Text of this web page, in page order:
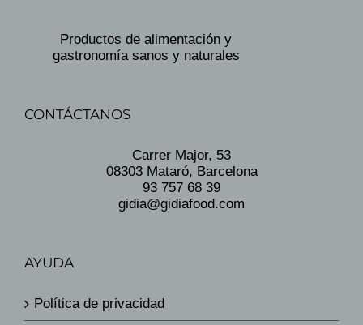
Productos de alimentación y
gastronomía sanos y naturales
CONTÁCTANOS
Carrer Major, 53
08303 Mataró, Barcelona
93 757 68 39
gidia@gidiafood.com
AYUDA
Política de privacidad